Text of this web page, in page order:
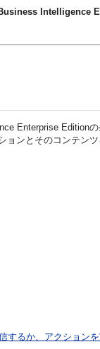
Intelligence
Enterprise Edition
ョンとそのコンテン
するか、アクション